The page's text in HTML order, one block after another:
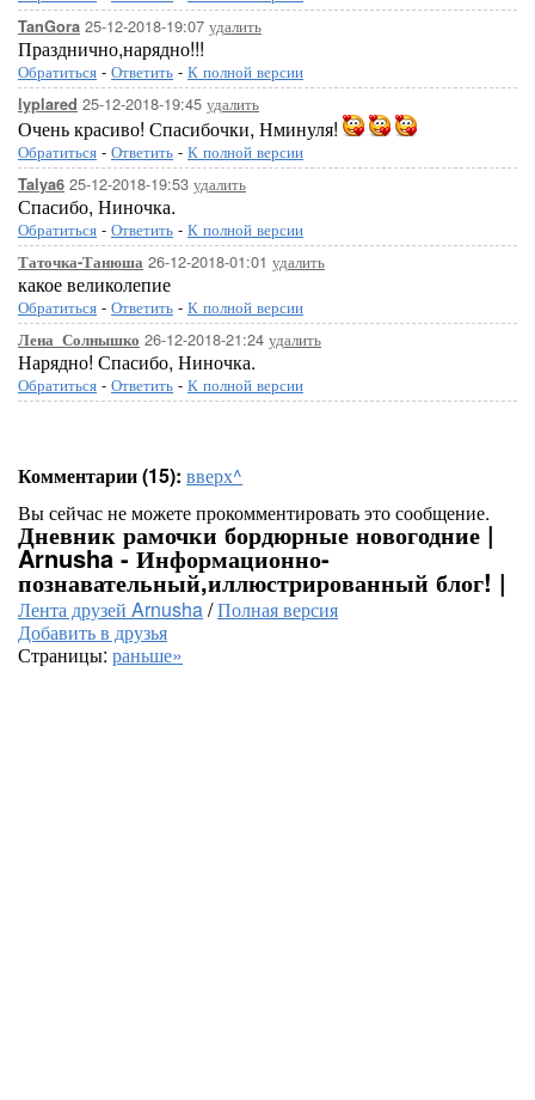
TanGora 25-12-2018-19:07 удалить
Празднично,нарядно!!!
Обратиться - Ответить - К полной версии
lyplared 25-12-2018-19:45 удалить
Очень красиво! Спасибочки, Нминуля!
Обратиться - Ответить - К полной версии
Talya6 25-12-2018-19:53 удалить
Спасибо, Ниночка.
Обратиться - Ответить - К полной версии
Таточка-Танюша 26-12-2018-01:01 удалить
какое великолепие
Обратиться - Ответить - К полной версии
Лена_Солнышко 26-12-2018-21:24 удалить
Нарядно! Спасибо, Ниночка.
Обратиться - Ответить - К полной версии
Комментарии (15): вверх^
Вы сейчас не можете прокомментировать это сообщение.
Дневник рамочки бордюрные новогодние |
Arnusha - Информационно-
познавательный,иллюстрированный блог! |
Лента друзей Arnusha/Полная версия
Добавить в друзья
Страницы: раньше»